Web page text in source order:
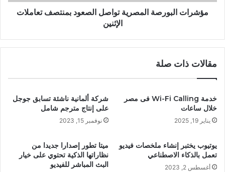
مؤشرات البورصة المصرية تواصل الصعود بمنتصف تعاملات
الإثنين
مقالات ذات صلة
خدمة Wi-Fi Calling فى مصر
خلال ساعات
يناير 19, 2025
شركة ألمانية ناشئة تسابق جوجل
على إنتاج مترجم شامل
نوفمبر 15, 2023
يوتيوب يختبر إنشاء ملخصات فيديو
تعمل بالذكاء الاصطناعي
أغسطس 2, 2023
ميتا تطور إصدارا جديدا من
نظاراتها الذكية تحتوي على خيار
البث المباشر للفيديو